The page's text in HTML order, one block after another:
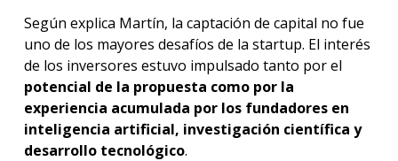
Según explica Martín, la captación de capital no fue
uno de los mayores desafíos de la startup. El interés
de los inversores estuvo impulsado tanto por el
potencial de la propuesta como por la
experiencia acumulada por los fundadores en
inteligencia artificial, investigación científica y
desarrollo tecnológico.